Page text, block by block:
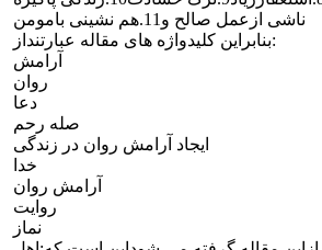
ناشی ازعمل صالح و11.هم نشینی بامومن
بنابراین کلیدواژه های مقاله عبارتنداز:
آرامش
روان
دعا
صله رحم
ایجاد آرامش روان در زندگی
خدا
آرامش روان
روایت
نماز